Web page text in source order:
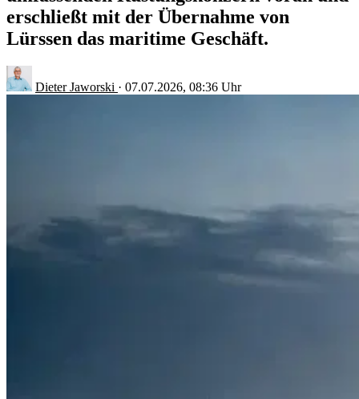
erschließt mit der Übernahme von
Lürssen das maritime Geschäft.
Dieter Jaworski · 07.07.2026, 08:36 Uhr